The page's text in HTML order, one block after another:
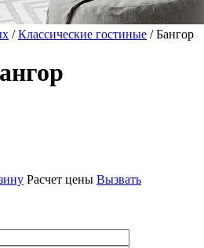
/Классические гостиные / Бангор
Расчет цены Вызвать